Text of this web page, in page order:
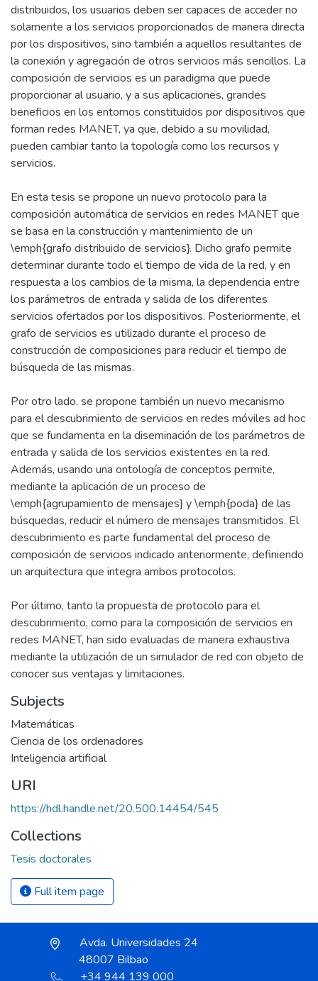
distribuidos, los usuarios deben ser capaces de acceder no
solamente a los servicios proporcionados de manera directa
por los dispositivos, sino también a aquellos resultantes de
la conexión y agregación de otros servicios más sencillos. La
composición de servicios es un paradigma que puede
proporcionar al usuario, y a sus aplicaciones, grandes
beneficios en los entornos constituidos por dispositivos que
forman redes MANET, ya que, debido a su movilidad,
pueden cambiar tanto la topología como los recursos y
servicios.
En esta tesis se propone un nuevo protocolo para la
composición automática de servicios en redes MANET que
se basa en la construcción y mantenimiento de un
\emph{grafo distribuido de servicios}. Dicho grafo permite
determinar durante todo el tiempo de vida de la red, y en
respuesta a los cambios de la misma, la dependencia entre
los parámetros de entrada y salida de los diferentes
servicios ofertados por los dispositivos. Posteriormente, el
grafo de servicios es utilizado durante el proceso de
construcción de composiciones para reducir el tiempo de
búsqueda de las mismas.
Por otro lado, se propone también un nuevo mecanismo
para el descubrimiento de servicios en redes móviles ad hoc
que se fundamenta en la diseminación de los parámetros de
entrada y salida de los servicios existentes en la red.
Además, usando una ontología de conceptos permite,
mediante la aplicación de un proceso de
\emph{agrupamiento de mensajes} y \emph{poda} de las
búsquedas, reducir el número de mensajes transmitidos. El
descubrimiento es parte fundamental del proceso de
composición de servicios indicado anteriormente, definiendo
un arquitectura que integra ambos protocolos.
Por último, tanto la propuesta de protocolo para el
descubrimiento, como para la composición de servicios en
redes MANET, han sido evaluadas de manera exhaustiva
mediante la utilización de un simulador de red con objeto de
conocer sus ventajas y limitaciones.
Subjects
Matemáticas
Ciencia de los ordenadores
Inteligencia artificial
URI
https://hdl.handle.net/20.500.14454/545
Collections
Tesis doctorales
Full item page
Avda. Universidades 24
48007 Bilbao
+34 944 139 000